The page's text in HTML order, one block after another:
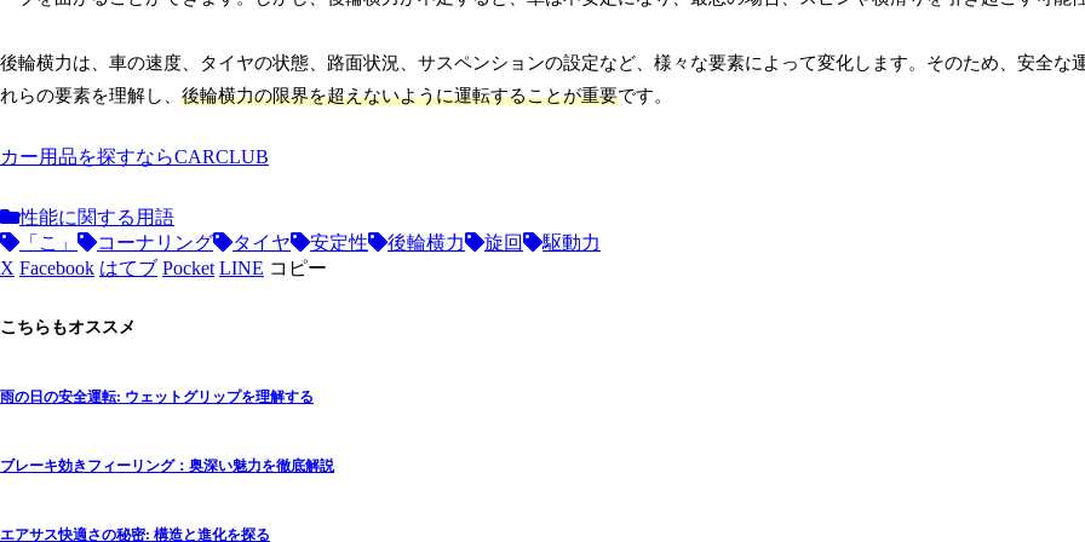
後輪横力は、車の速度、タイヤの状態、路面状況、サスペンションの設定など、様々な要素によって変化します。そのため、安全な
れらの要素を理解し、 後輪横力の限界を超えないように運転することが重要です。
カー用品を探すならCARCLUB
性能に関する用語
「こ」
コーナリング タイヤ 安定性 後輪横力 旋回
駆動力
X Facebook はてブ Pocket LINE コピー
こちらもオススメ
雨の日の安全運転: ウェットグリップを理解する
ブレーキ効きフィーリング：奥深い魅力を徹底解説
エアサス快適さの秘密: 構造と進化を探る